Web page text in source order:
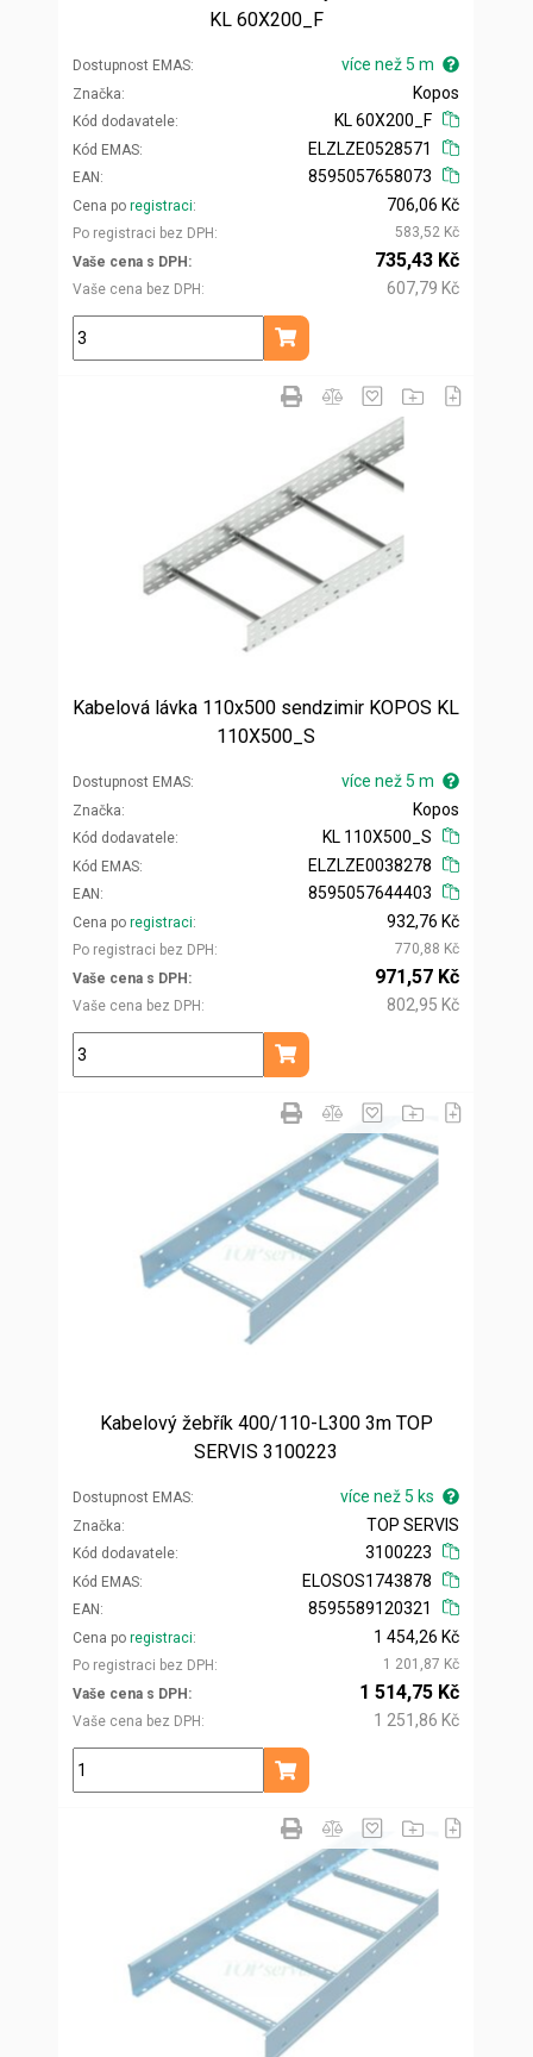
KL 60X200_F
Dostupnost EMAS více než 5 m
Značka
Kód dodavatele
Kopos
KL 60X200_F
Kód EMAS
EAN
ELZLZE0528571
8595057658073
Cena po registraci
Po registraci bez DPH
706,06 Kč
583,52 Kč
Vaše cena s DPH
Vaše cena bez DPH
735,43 Kč
607,79 Kč
m
Přidat do košíku
Kabelová lávka 110x500 sendzimir KOPOS KL
110X500_S
Dostupnost EMAS více než 5 m
Značka
Kód dodavatele
Kopos
KL 110X500_S
Kód EMAS
EAN
ELZLZE0038278
8595057644403
Cena po registraci
Po registraci bez DPH
932,76 Kč
770,88 Kč
Vaše cena s DPH
Vaše cena bez DPH
971,57 Kč
802,95 Kč
m
Přidat do košíku
Kabelový žebřík 400/110-L300 3m TOP
SERVIS 3100223
Dostupnost EMAS více než 5 ks
Značka
Kód dodavatele
TOP SERVIS
3100223
Kód EMAS
EAN
ELOSOS1743878
8595589120321
Cena po registraci
Po registraci bez DPH
1 454,26 Kč
1 201,87 Kč
Vaše cena s DPH
Vaše cena bez DPH
1 514,75 Kč
1 251,86 Kč
ks
Přidat do košíku